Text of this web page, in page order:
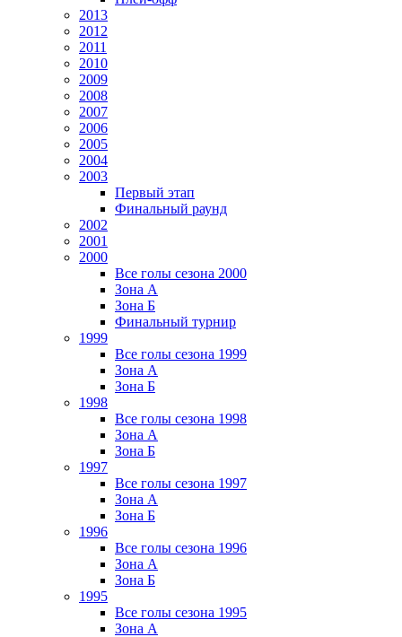
2013
2012
2011
2010
2009
2008
2007
2006
2005
2004
2003
Первый этап
Финальный раунд
2002
2001
2000
Все голы сезона 2000
Зона А
Зона Б
Финальный турнир
1999
Все голы сезона 1999
Зона А
Зона Б
1998
Все голы сезона 1998
Зона А
Зона Б
1997
Все голы сезона 1997
Зона А
Зона Б
1996
Все голы сезона 1996
Зона А
Зона Б
1995
Все голы сезона 1995
Зона А